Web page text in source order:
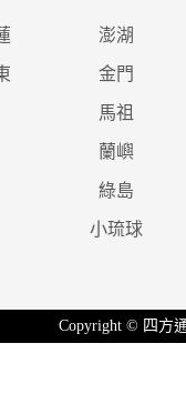
澎湖
金門
馬祖
蘭嶼
綠島
小琉球
Copyright © 四方